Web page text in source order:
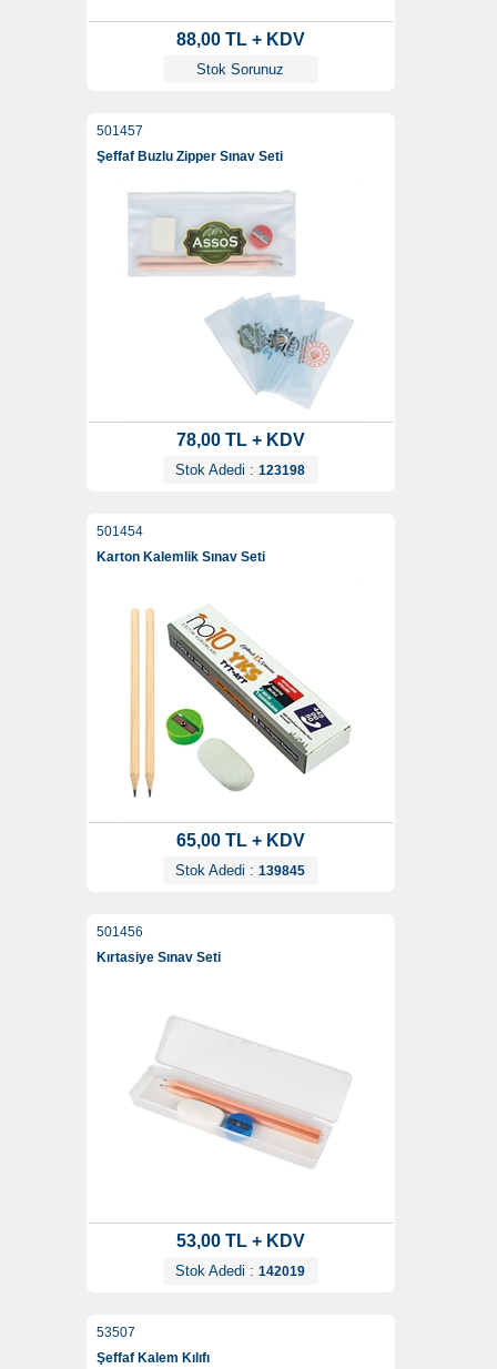
88,00 TL + KDV
Stok Sorunuz
501457
Şeffaf Buzlu Zipper Sınav Seti
78,00 TL + KDV
Stok Adedi : 123198
501454
Karton Kalemlik Sınav Seti
65,00 TL + KDV
Stok Adedi : 139845
501456
Kırtasiye Sınav Seti
53,00 TL + KDV
Stok Adedi : 142019
53507
Şeffaf Kalem Kılıfı